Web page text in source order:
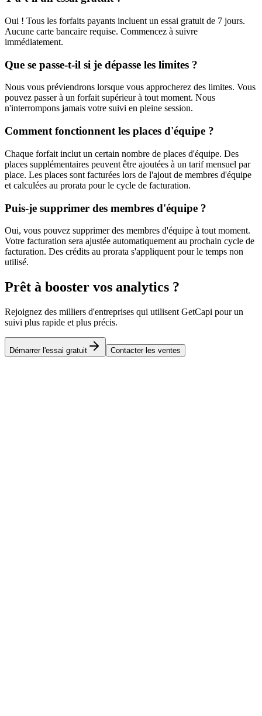
Oui ! Tous les forfaits payants incluent un essai gratuit de 7 jours.
Aucune carte bancaire requise. Commencez à suivre
immédiatement.
Que se passe-t-il si je dépasse les limites ?
Nous vous préviendrons lorsque vous approcherez des limites. Vous
pouvez passer à un forfait supérieur à tout moment. Nous
n'interrompons jamais votre suivi en pleine session.
Comment fonctionnent les places d'équipe ?
Chaque forfait inclut un certain nombre de places d'équipe. Des
places supplémentaires peuvent être ajoutées à un tarif mensuel par
place. Les places sont facturées lors de l'ajout de membres d'équipe
et calculées au prorata pour le cycle de facturation.
Puis-je supprimer des membres d'équipe ?
Oui, vous pouvez supprimer des membres d'équipe à tout moment.
Votre facturation sera ajustée automatiquement au prochain cycle de
facturation. Des crédits au prorata s'appliquent pour le temps non
utilisé.
Prêt à booster vos analytics ?
Rejoignez des milliers d'entreprises qui utilisent GetCapi pour un
suivi plus rapide et plus précis.
Démarrer l'essai gratuit Contacter les ventes